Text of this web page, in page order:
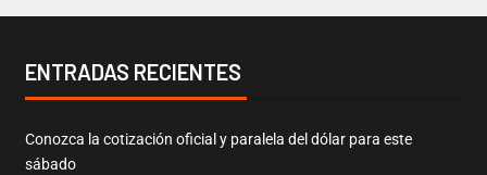
ENTRADAS RECIENTES
Conozca la cotización oficial y paralela del dólar para este
sábado